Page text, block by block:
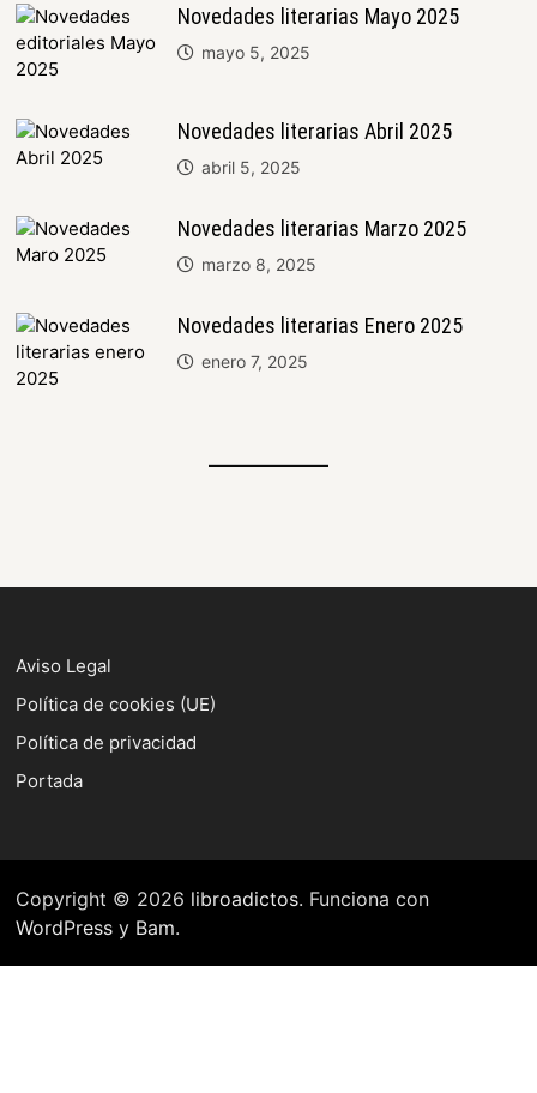
Novedades literarias Mayo 2025
mayo 5, 2025
Novedades literarias Abril 2025
abril 5, 2025
Novedades literarias Marzo 2025
marzo 8, 2025
Novedades literarias Enero 2025
enero 7, 2025
Aviso Legal
Política de cookies (UE)
Política de privacidad
Portada
Copyright © 2026 libroadictos. Funciona con
WordPressy Bam.